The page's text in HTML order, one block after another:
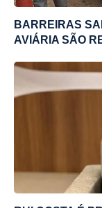
BARREIRAS
AVIÁRIA SÃO